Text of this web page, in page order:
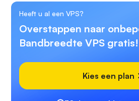
Heeft u al een VPS?
Overstappen naar
Bandbreedte VPS gratis!
Kies een plan